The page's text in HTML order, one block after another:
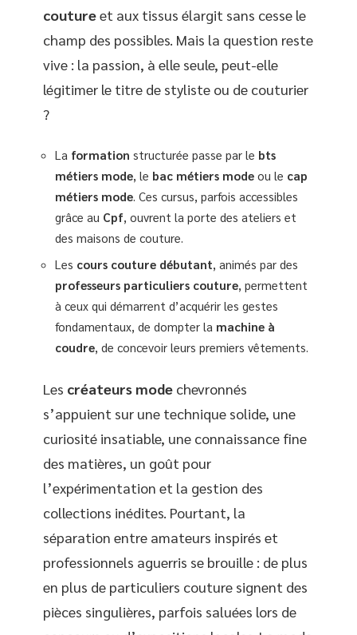
coutureet aux tissus élargit sans cesse le
champ des possibles. Mais la question reste
vive : la passion, à elle seule, peut-elle
légitimer le titre de styliste ou de couturier
?
La formation structurée passe par le bts
métiers mode , le bac métiers mode ou le cap
métiers mode . Ces cursus, parfois accessibles
grâce au Cpf , ouvrent la porte des ateliers et
des maisons de couture.
Les cours couture débutant, animés par des
professeurs particuliers couture, permettent
à ceux qui démarrent d’acquérir les gestes
fondamentaux, de dompter la machine à
coudre, de concevoir leurs premiers vêtements.
Les créateurs mode chevronnés
s’appuient sur une technique solide, une
curiosité insatiable, une connaissance fine
des matières, un goût pour
l’expérimentation et la gestion des
collections inédites. Pourtant, la
séparation entre amateurs inspirés et
professionnels aguerris se brouille : de plus
en plus de particuliers couture signent des
pièces singulières, parfois saluées lors de